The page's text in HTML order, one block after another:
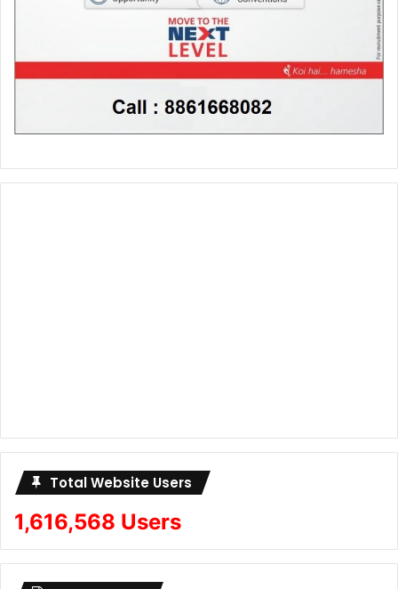
Total Website Users
1,616,568 Users